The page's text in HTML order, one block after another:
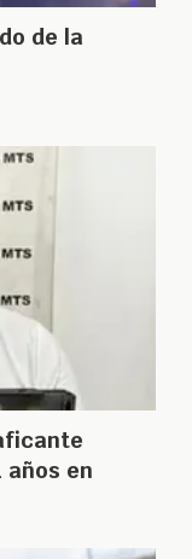
de la
años en